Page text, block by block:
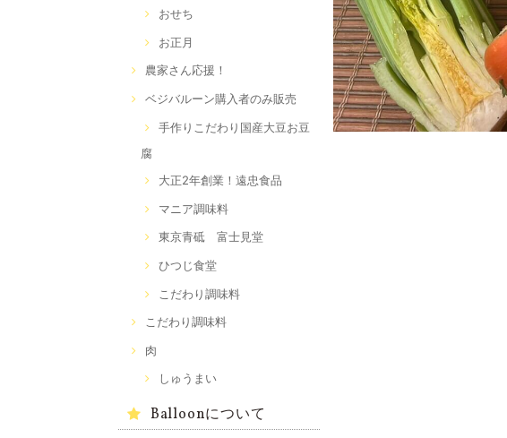
おせち
お正月
農家さん応援！
ベジバルーン購入者のみ販売
手作りこだわり国産大豆お豆
腐
大正2年創業！遠忠食品
マニア調味料
東京青砥 富士見堂
ひつじ食堂
こだわり調味料
こだわり調味料
肉
しゅうまい
Balloonについて